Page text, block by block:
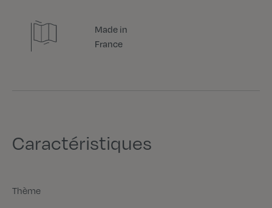
Made in
France
Caractéristiques
Thème